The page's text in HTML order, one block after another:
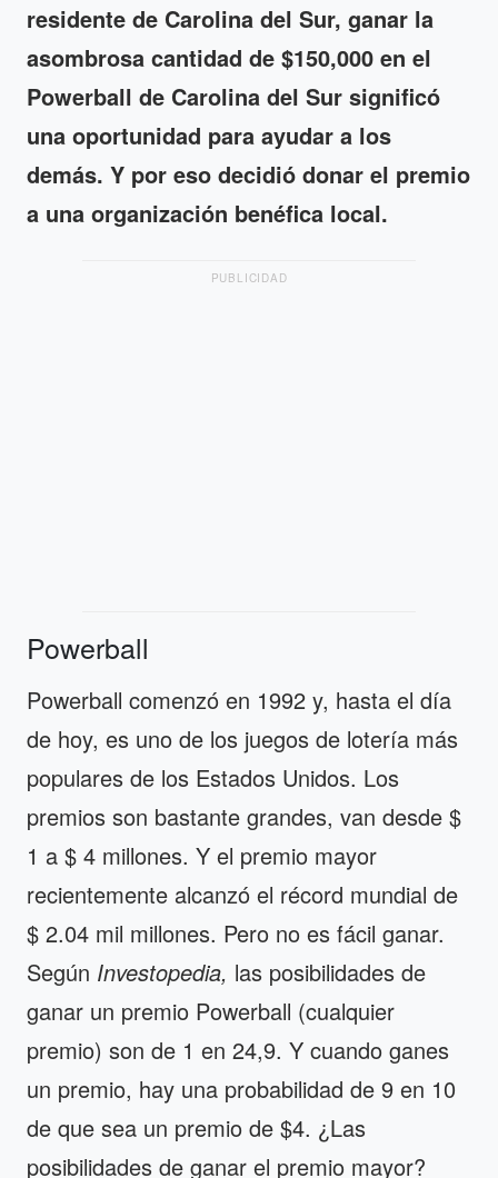
residente de Carolina del Sur, ganar la
asombrosa cantidad de $150,000 en el
Powerball de Carolina del Sur significó
una oportunidad para ayudar a los
demás. Y por eso decidió donar el premio
a una organización benéfica local.
PUBLICIDAD
Powerball
Powerball comenzó en 1992 y, hasta el día
de hoy, es uno de los juegos de lotería más
populares de los Estados Unidos. Los
premios son bastante grandes, van desde $
1 a $ 4 millones. Y el premio mayor
recientemente alcanzó el récord mundial de
$ 2.04 mil millones. Pero no es fácil ganar.
Según Investopedia, las posibilidades de
ganar un premio Powerball (cualquier
premio) son de 1 en 24,9. Y cuando ganes
un premio, hay una probabilidad de 9 en 10
de que sea un premio de $4. ¿Las
posibilidades de ganar el premio mayor?